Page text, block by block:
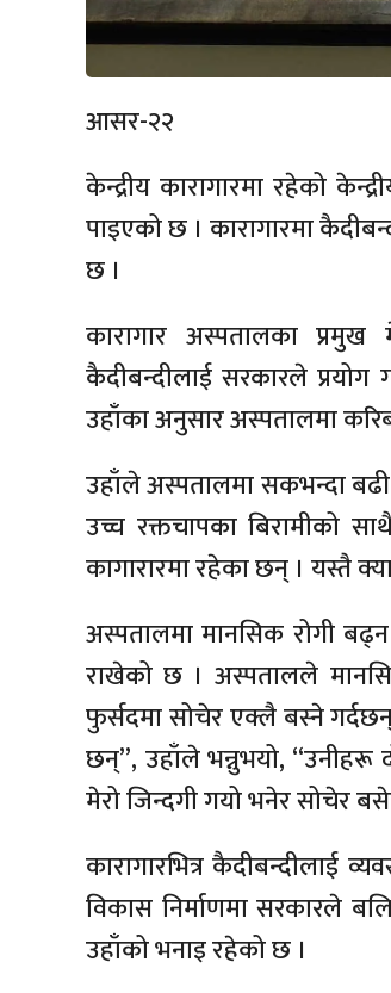
आसर-२२
केन्द्रीय कारागारमा रहेको
पाइएको छ । कारागारमा
छ ।
कारागार अस्पतालका प्रमुख
कैदीबन्दीलाई सरकारले प्रयोग
उहाँका अनुसार अस्पतालमा
उहाँले अस्पतालमा सकभन्दा
उच्च रक्तचापका बिरामीको
कागारारमा रहेका छन् । यस्तै
अस्पतालमा मानसिक रोगी
राखेको छ । अस्पतालले
फुर्सदमा सोचेर एक्लै बस्ने
छन्”, उहाँले भन्नुभयो, “उनीहरू
मेरो जिन्दगी गयो भनेर सोचेर
कारागारभित्र कैदीबन्दीलाई
विकास निर्माणमा सरकारले
उहाँको भनाइ रहेको छ ।